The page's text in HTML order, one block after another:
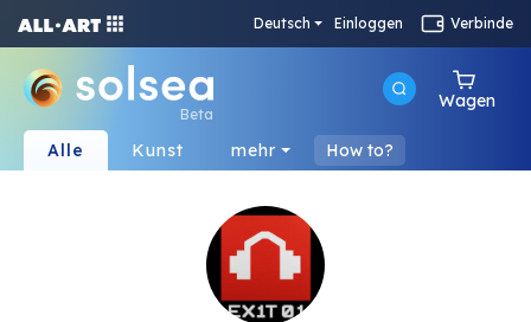
Deutsch Einloggen Verbinde
Beta
Wagen
Alle Kunst mehr How to?